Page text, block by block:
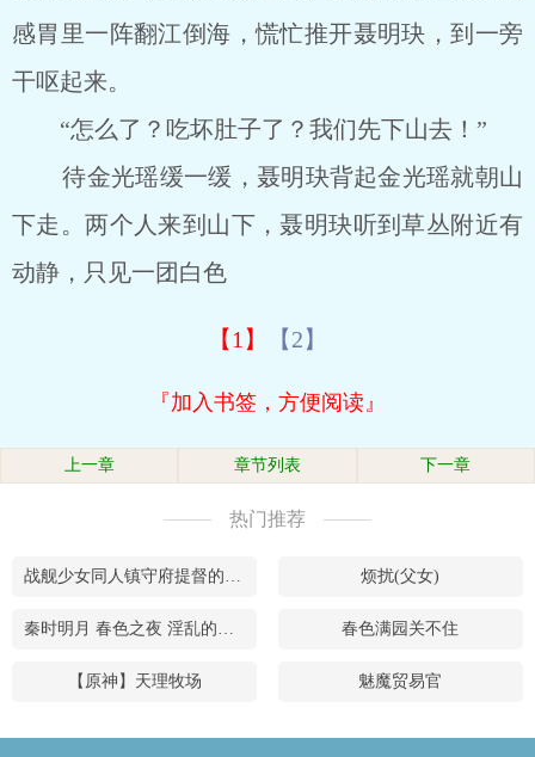
感胃里一阵翻江倒海，慌忙推开聂明玦，到一旁
干呕起来。
“怎么了？吃坏肚子了？我们先下山去！”
待金光瑶缓一缓，聂明玦背起金光瑶就朝山
下走。两个人来到山下，聂明玦听到草丛附近有
动静，只见一团白色
【1】 【2】
『加入书签，方便阅读』
上一章 章节列表 下一章
热门推荐
战舰少女同人镇守府提督的后宫日常 烦扰(父女)
秦时明月 春色之夜 淫乱的关系 春色满园关不住
【原神】天理牧场 魅魔贸易官